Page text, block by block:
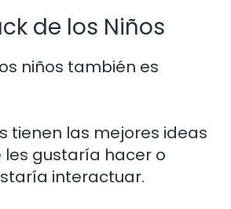
de los Niños
niños también es
tienen las mejores ideas
les gustaría hacer o
interactuar.